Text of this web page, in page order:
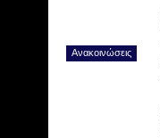
Ανακοινώσεις